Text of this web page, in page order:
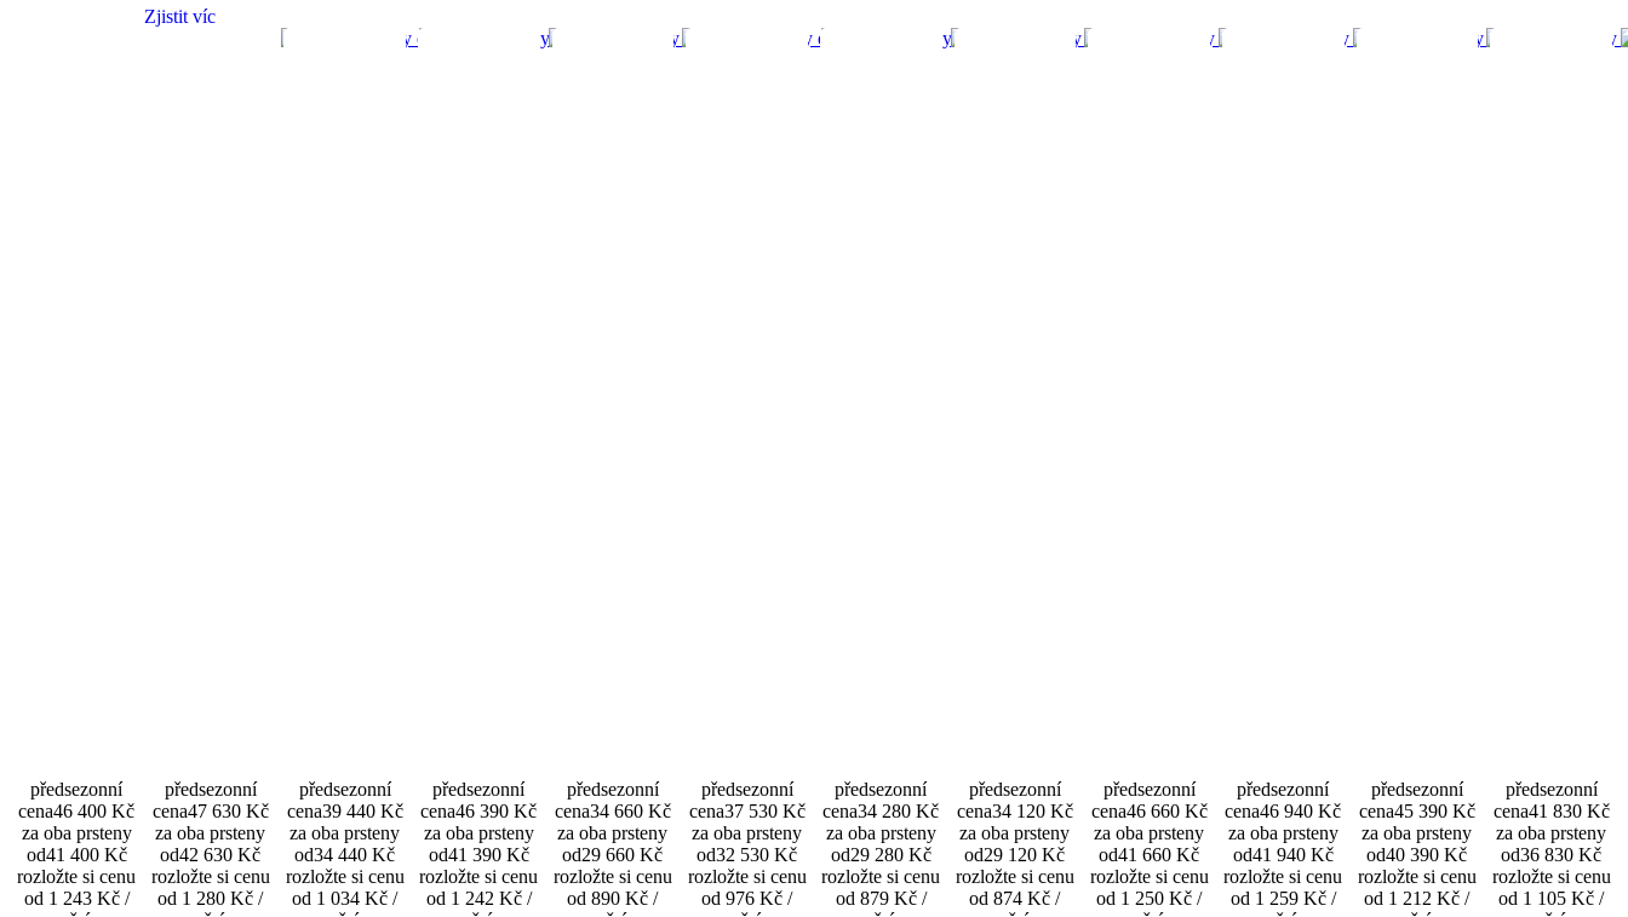
Zjistit víc
předsezonní
cena46 400 Kč
za oba prsteny
od41 400 Kč
rozložte si cenu
od 1 243 Kč /
předsezonní
cena47 630 Kč
za oba prsteny
od42 630 Kč
rozložte si cenu
od 1 280 Kč /
předsezonní
cena39 440 Kč
za oba prsteny
od34 440 Kč
rozložte si cenu
od 1 034 Kč /
předsezonní
cena46 390 Kč
za oba prsteny
od41 390 Kč
rozložte si cenu
od 1 242 Kč /
předsezonní
cena34 660 Kč
za oba prsteny
od29 660 Kč
rozložte si cenu
od 890 Kč /
předsezonní
cena37 530 Kč
za oba prsteny
od32 530 Kč
rozložte si cenu
od 976 Kč /
předsezonní
cena34 280 Kč
za oba prsteny
od29 280 Kč
rozložte si cenu
od 879 Kč /
předsezonní
cena34 120 Kč
za oba prsteny
od29 120 Kč
rozložte si cenu
od 874 Kč /
předsezonní
cena46 660 Kč
za oba prsteny
od41 660 Kč
rozložte si cenu
od 1 250 Kč /
předsezonní
cena46 940 Kč
za oba prsteny
od41 940 Kč
rozložte si cenu
od 1 259 Kč /
předsezonní
cena45 390 Kč
za oba prsteny
od40 390 Kč
rozložte si cenu
od 1 212 Kč /
předsezonní
cena41 830 Kč
za oba prsteny
od36 830 Kč
rozložte si cenu
od 1 105 Kč /